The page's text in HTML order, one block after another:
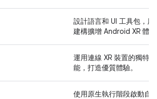
設計語言和 UI 工具包，用
建構擴增 Android XR 體驗
運用連線 XR 裝置的獨特功
能，打造優質體驗。
使用原生執行階段啟動自